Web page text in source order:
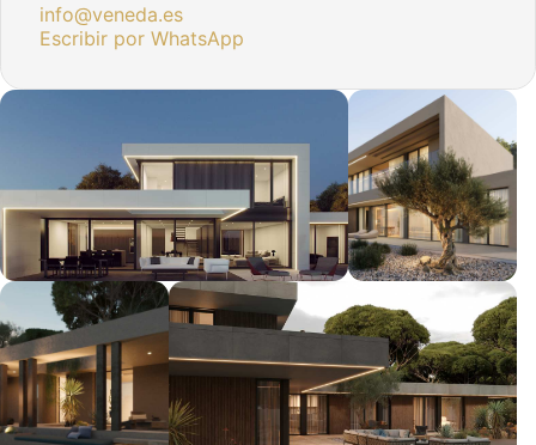
info@veneda.es
Escribir por WhatsApp